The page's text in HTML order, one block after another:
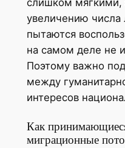
увеличению
пытаются
на самом деле не
Поэтому важно
между
интересов
Как
миграционные